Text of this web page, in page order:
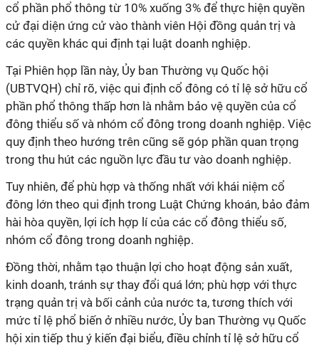
cổ phần phổ thông từ 10% xuống 3% để thực hiện quyền
cử đại diện ứng cử vào thành viên Hội đồng quản trị và
các quyền khác qui định tại luật doanh nghiệp.
Tại Phiên họp lần này, Ủy ban Thường vụ Quốc hội
(UBTVQH) chỉ rõ, việc qui định cổ đông có tỉ lệ sở hữu cổ
phần phổ thông thấp hơn là nhằm bảo vệ quyền của cổ
đông thiểu số và nhóm cổ đông trong doanh nghiệp. Việc
quy định theo hướng trên cũng sẽ góp phần quan trọng
trong thu hút các nguồn lực đầu tư vào doanh nghiệp.
Tuy nhiên, để phù hợp và thống nhất với khái niệm cổ
đông lớn theo qui định trong Luật Chứng khoán, bảo đảm
hài hòa quyền, lợi ích hợp lí của các cổ đông thiểu số,
nhóm cổ đông trong doanh nghiệp.
Đồng thời, nhằm tạo thuận lợi cho hoạt động sản xuất,
kinh doanh, tránh sự thay đổi quá lớn; phù hợp với thực
trạng quản trị và bối cảnh của nước ta, tương thích với
mức tỉ lệ phổ biến ở nhiều nước, Ủy ban Thường vụ Quốc
hội xin tiếp thu ý kiến đại biểu, điều chỉnh tỉ lệ sở hữu cổ